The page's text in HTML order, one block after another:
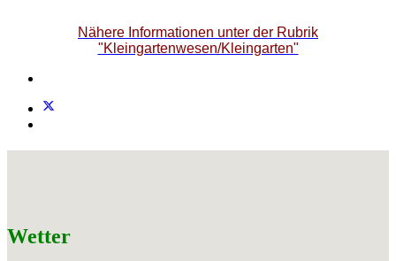
Nähere Informationen unter der Rubrik
"Kleingartenwesen/Kleingarten"
Wetter